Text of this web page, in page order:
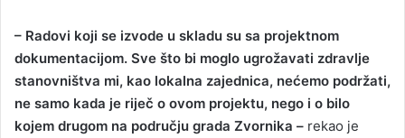
– Radovi koji se izvode u skladu su sa projektnom
dokumentacijom. Sve što bi moglo ugrožavati zdravlje
stanovništva mi, kao lokalna zajednica, nećemo podržati,
ne samo kada je riječ o ovom projektu, nego i o bilo
kojem drugom na području grada Zvornika – rekao je